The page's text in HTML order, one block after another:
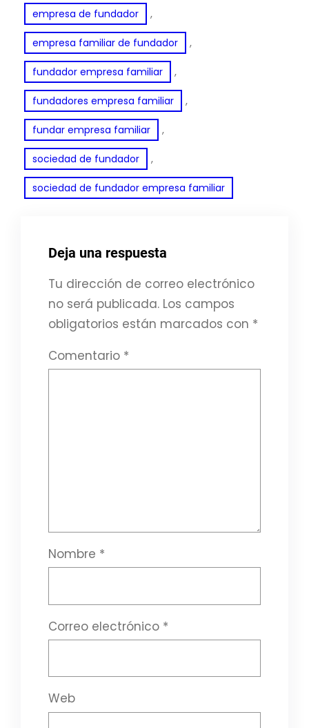
empresa de fundador ,
empresa familiar de fundador ,
fundador empresa familiar ,
fundadores empresa familiar ,
fundar empresa familiar ,
sociedad de fundador ,
sociedad de fundador empresa familiar
Deja una respuesta
Tu dirección de correo electrónico
no será publicada. Los campos
obligatorios están marcados con *
Comentario *
Nombre *
Correo electrónico *
Web